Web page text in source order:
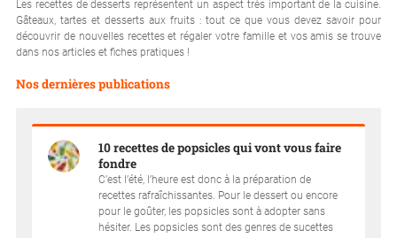
Les recettes de desserts représentent un aspect très important de la cuisine.
Gâteaux, tartes et desserts aux fruits : tout ce que vous devez savoir pour
découvrir de nouvelles recettes et régaler votre famille et vos amis se trouve
dans nos articles et fiches pratiques !
Nos dernières publications
10 recettes de popsicles qui vont vous faire
fondre
C’est l’été, l’heure est donc à la préparation de
recettes rafraîchissantes. Pour le dessert ou encore
pour le goûter, les popsicles sont à adopter sans
hésiter. Les popsicles sont des genres de sucettes